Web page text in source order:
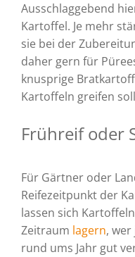
Ausschlaggebend
Kartoffel. Je mehr
sie bei der
daher gern für
knusprige
Kartoffeln greifen
Frühreif oder
Für Gärtner oder
Reifezeitpunkt der
lassen sich
Zeitraum lagern,
rund ums Jahr gut